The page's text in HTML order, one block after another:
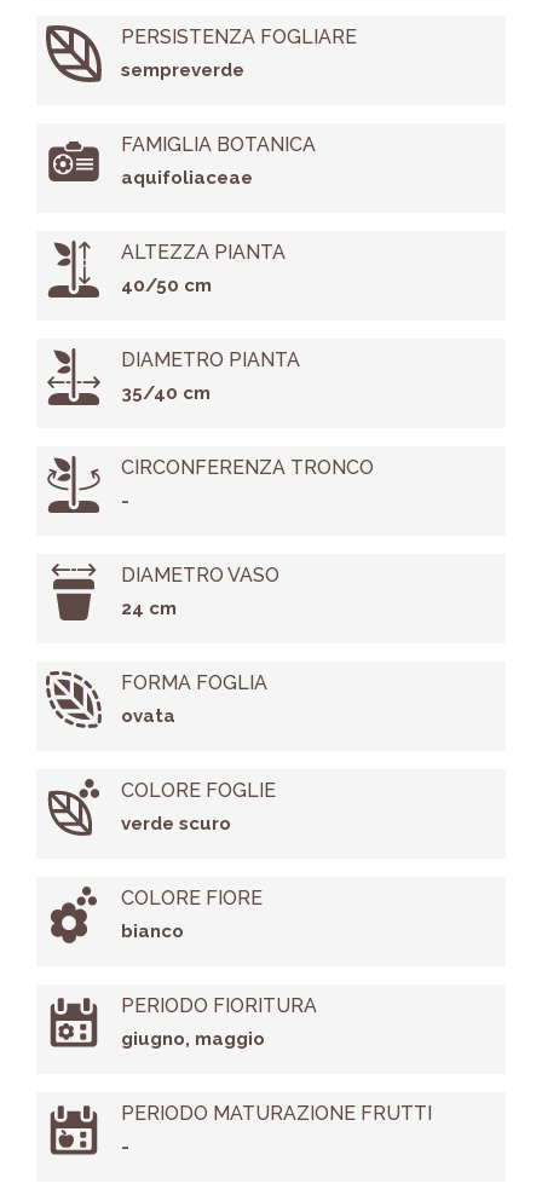
PERSISTENZA FOGLIARE
sempreverde
FAMIGLIA BOTANICA
aquifoliaceae
ALTEZZA PIANTA
40/50 cm
DIAMETRO PIANTA
35/40 cm
CIRCONFERENZA TRONCO
-
DIAMETRO VASO
24 cm
FORMA FOGLIA
ovata
COLORE FOGLIE
verde scuro
COLORE FIORE
bianco
PERIODO FIORITURA
giugno, maggio
PERIODO MATURAZIONE FRUTTI
-